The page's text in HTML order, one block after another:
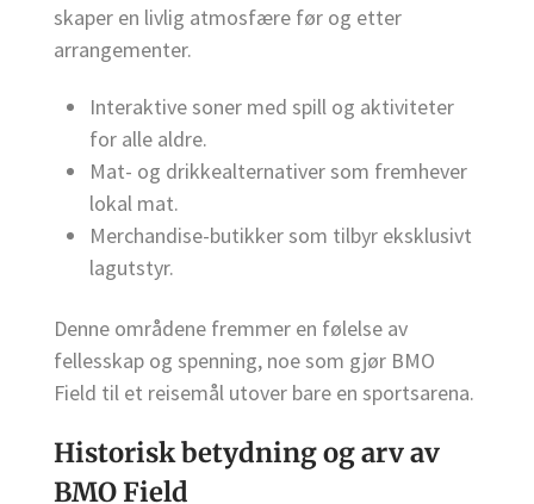
skaper en livlig atmosfære før og etter
arrangementer.
Interaktive soner med spill og aktiviteter
for alle aldre.
Mat- og drikkealternativer som fremhever
lokal mat.
Merchandise-butikker som tilbyr eksklusivt
lagutstyr.
Denne områdene fremmer en følelse av
fellesskap og spenning, noe som gjør BMO
Field til et reisemål utover bare en sportsarena.
Historisk betydning og arv av
BMO Field